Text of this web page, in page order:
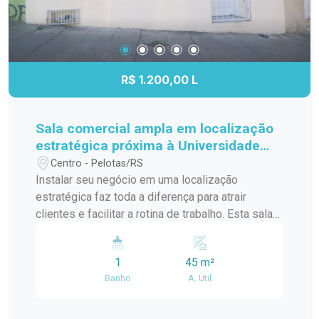
R$ 1.200,00 L
Sala comercial ampla em localização
estratégica próxima à Universidade
Católica
Centro - Pelotas/RS
Instalar seu negócio em uma localização
estratégica faz toda a diferença para atrair
clientes e facilitar a rotina de trabalho. Esta sala
iluminado e versátil, ideal para quem busca
visibilidade, praticidade e um espaço preparado
para receber diferentes segmentos
1
Banho
45 m²
A. Útil